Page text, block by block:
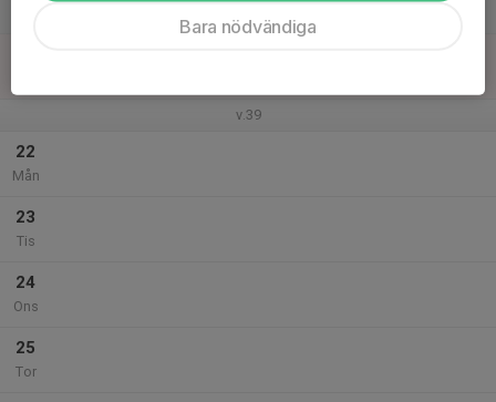
v.39
22
Mån
23
Tis
24
Ons
25
Tor
Bara nödvändiga